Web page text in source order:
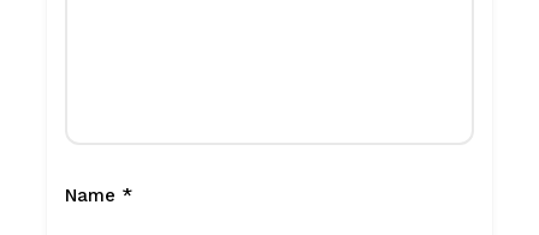
Name *